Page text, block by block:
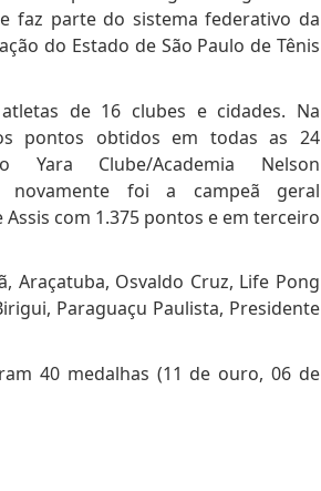
faz parte do sistema federativo da
do Estado de São Paulo de Tênis
de 16 clubes e cidades. Na
pontos obtidos em todas as 24
Clube/Academia Nelson
novamente foi a campeã geral
com 1.375 pontos e em terceiro
Araçatuba, Osvaldo Cruz, Life Pong
Paraguaçu Paulista, Presidente
40 medalhas (11 de ouro, 06 de